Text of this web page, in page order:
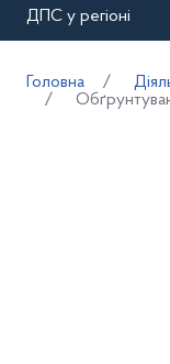
ДПС у регіоні
Головна